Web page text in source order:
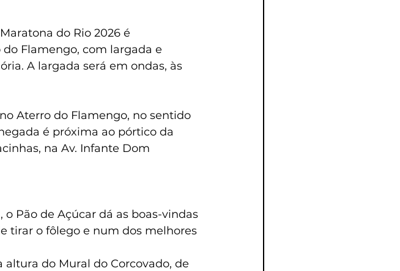
do Rio 2026 é
Flamengo, com largada e
A largada será em ondas, às
Aterro do Flamengo, no sentido
é próxima ao pórtico da
na Av. Infante Dom
Pão de Açúcar dá as boas-vindas
tirar o fôlego e num dos melhores
do Mural do Corcovado, de